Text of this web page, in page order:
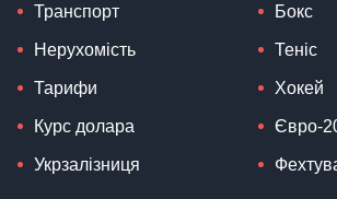
Транспорт
Нерухомість
Тарифи
Курс долара
Укрзалізниця
Бокс
Теніс
Хокей
Євро-